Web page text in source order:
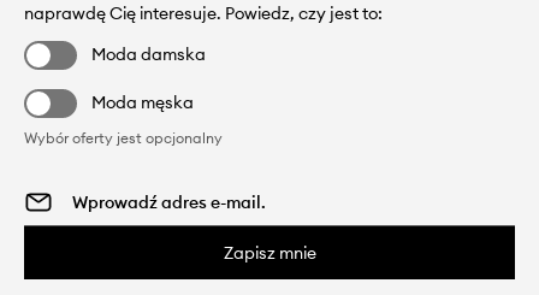
naprawdę Cię interesuje. Powiedz, czy jest to:
Moda damska
Moda męska
Wybór oferty jest opcjonalny
Zapisz mnie